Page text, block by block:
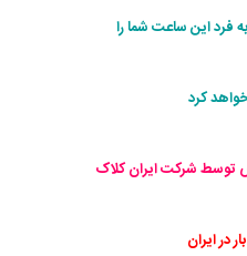
این ساعت شما را
کرد
در ایران